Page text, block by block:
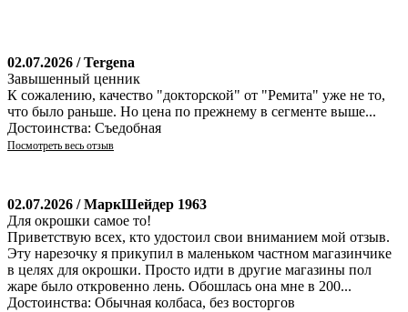
02.07.2026 / Tergena
Завышенный ценник
К сожалению, качество "докторской" от "Ремита" уже не то,
что было раньше. Но цена по прежнему в сегменте выше...
Достоинства: Съедобная
Посмотреть весь отзыв
02.07.2026 / МаркШейдер 1963
Для окрошки самое то!
Приветствую всех, кто удостоил свои вниманием мой отзыв.
Эту нарезочку я прикупил в маленьком частном магазинчике
в целях для окрошки. Просто идти в другие магазины пол
жаре было откровенно лень. Обошлась она мне в 200...
Достоинства: Обычная колбаса, без восторгов